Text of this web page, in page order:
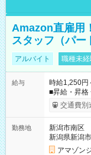
Amazon直雇用
スタッフ（パー
アルバイト 職種未
給与
時給1,250円
■昇給・昇格
まで昇給の機会がありま
月25日支
☆Amazon直雇用で
あり 試用期
です。
交通費別
勤務地
新潟市南区
新潟県新潟
アマゾン